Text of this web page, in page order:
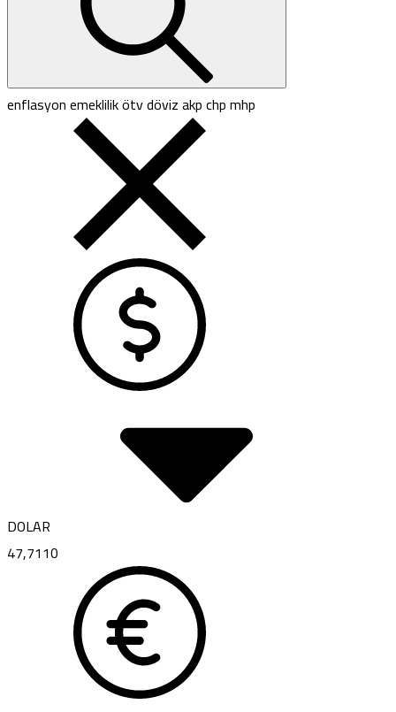
enflasyonemeklilikötvdövizakpchpmhp
DOLAR
47,7110